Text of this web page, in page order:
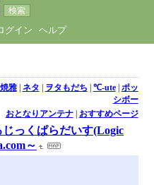
グイン ヘルプ
雅| ネタ | ヲタもだち | ℃-ute| ポッ
シボー
おとなりアンテナ| おすすめページ
じっくぱらだいす(Logic
～